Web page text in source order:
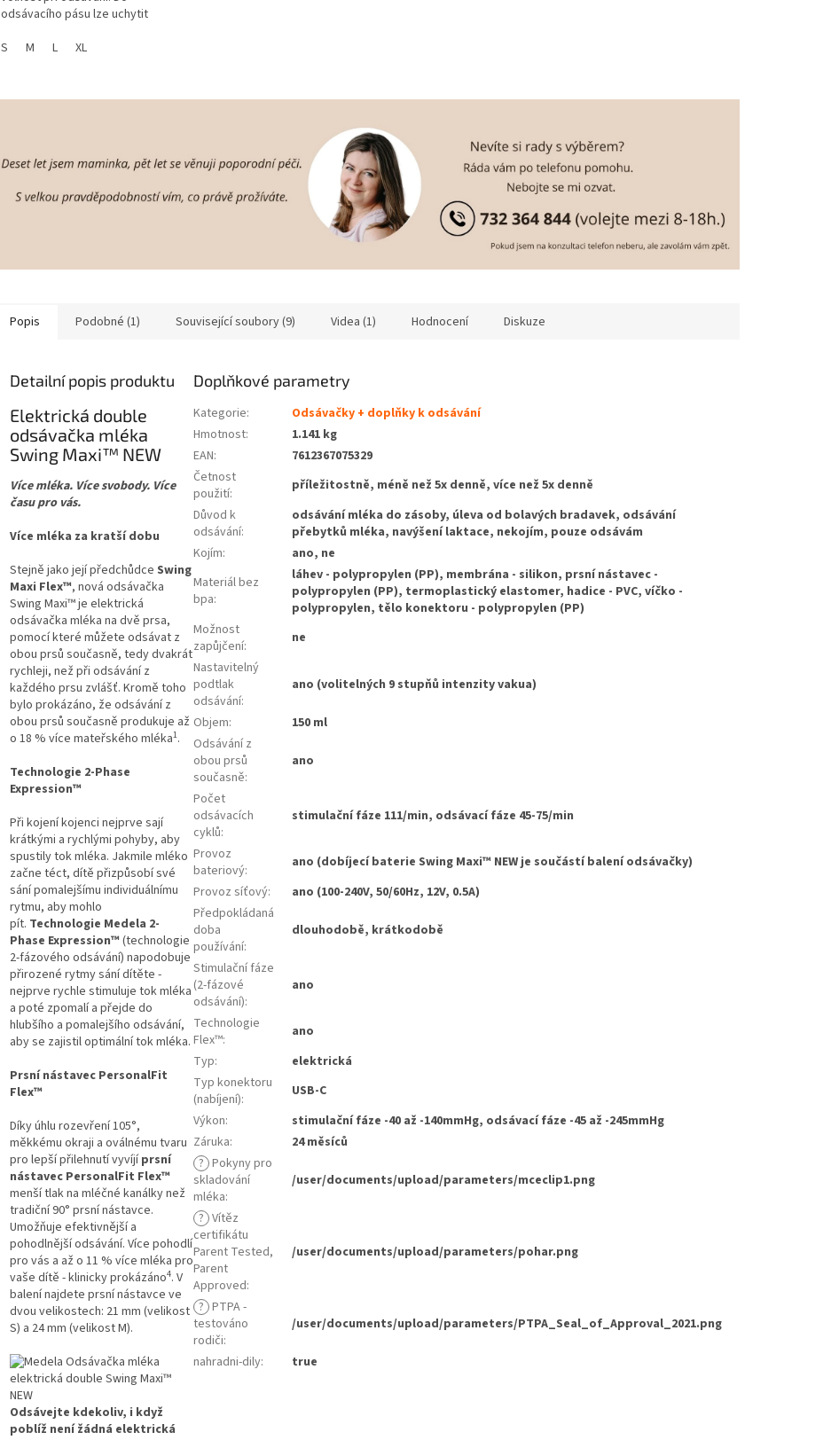
odsávacího pásu lze uchytit
(odsávačku) Medela. Odsávání
S M L XL
Popis Podobné (1) Související soubory (9) Videa (1) Hodnocení Diskuze
Detailní popis produktu
Elektrická double
odsávačka mléka
Swing Maxi™ NEW
Více mléka. Více svobody. Více
času pro vás.
Více mléka za kratší dobu
Stejně jako její předchůdce Swing
Maxi Flex™, nová odsávačka
Swing Maxi™ je elektrická
odsávačka mléka na dvě prsa,
pomocí které můžete odsávat z
obou prsů současně, tedy dvakrát
rychleji, než při odsávání z
každého prsu zvlášť. Kromě toho
bylo prokázáno, že odsávání z
obou prsů současně produkuje až
o 18 % více mateřského mléka1.
Technologie 2-Phase
Expression™
Při kojení kojenci nejprve sají
krátkými a rychlými pohyby, aby
spustily tok mléka. Jakmile mléko
začne téct, dítě přizpůsobí své
sání pomalejšímu individuálnímu
rytmu, aby mohlo
pít. Technologie Medela 2-
Phase Expression™ (technologie
2-fázového odsávání) napodobuje
přirozené rytmy sání dítěte -
nejprve rychle stimuluje tok mléka
a poté zpomalí a přejde do
hlubšího a pomalejšího odsávání,
aby se zajistil optimální tok mléka.
Prsní nástavec PersonalFit
Flex™
Díky úhlu rozevření 105°,
měkkému okraji a oválnému tvaru
pro lepší přilehnutí vyvíjíprsní
nástavec PersonalFit Flex™
menší tlak na mléčné kanálky než
tradiční 90° prsní nástavce.
Umožňuje efektivnější a
pohodlnější odsávání. Více pohodlí
pro vás a až o 11 % více mléka pro
vaše dítě - klinicky prokázáno4. V
balení najdete prsní nástavce ve
dvou velikostech: 21 mm (velikost
S) a 24 mm (velikost M).
Odsávejte kdekoliv, i když
poblíž není žádná elektrická
Doplňkové parametry
Kategorie:
Odsávačky + doplňky k odsávání
Hmotnost:
1.141 kg
EAN:
7612367075329
Četnost
použití:
příležitostně, méně než 5x denně, více než 5x denně
Důvod k
odsávání:
odsávání mléka do zásoby, úleva od bolavých bradavek, odsávání
přebytků mléka, navýšení laktace, nekojím, pouze odsávám
Kojím:
ano, ne
Materiál bez
bpa:
láhev - polypropylen (PP), membrána - silikon, prsní nástavec -
polypropylen (PP), termoplastický elastomer, hadice - PVC, víčko -
polypropylen, tělo konektoru - polypropylen (PP)
Možnost
zapůjčení:
ne
Nastavitelný
podtlak
odsávání:
ano (volitelných 9 stupňů intenzity vakua)
Objem:
150 ml
Odsávání z
obou prsů
současně:
ano
Počet
odsávacích
cyklů:
stimulační fáze 111/min, odsávací fáze 45-75/min
Provoz
bateriový:
ano (dobíjecí baterie Swing Maxi™ NEW je součástí balení odsávačky)
Provoz síťový:
ano (100-240V, 50/60Hz, 12V, 0.5A)
Předpokládaná
doba
používání:
dlouhodobě, krátkodobě
Stimulační fáze
(2-fázové
odsávání):
ano
Technologie
Flex™:
ano
Typ:
elektrická
Typ konektoru
(nabíjení):
USB-C
Výkon:
stimulační fáze -40 až -140mmHg, odsávací fáze -45 až -245mmHg
Záruka:
24 měsíců
? Pokyny pro
skladování
mléka:
/user/documents/upload/parameters/mceclip1.png
? Vítěz
certifikátu
Parent Tested,
Parent
Approved:
/user/documents/upload/parameters/pohar.png
? PTPA -
testováno
rodiči:
/user/documents/upload/parameters/PTPA_Seal_of_Approval_2021.png
nahradni-dily: true